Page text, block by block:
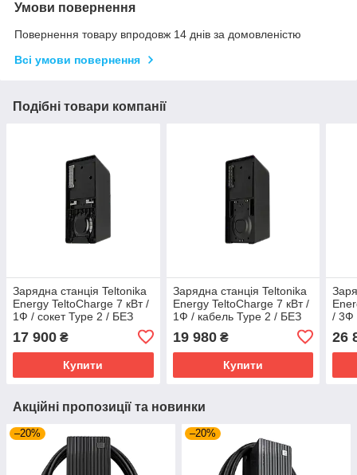
Умови повернення
Повернення товару впродовж 14 днів за домовленістю
Всі умови повернення
Подібні товари компанії
Зарядна станція Teltonika
Energy TeltoCharge 7 кВт /
1Ф / сокет Type 2 / БЕЗ
ПАНЕЛІ (EVC100000000)
17 900 ₴
Купити
Зарядна станція Teltonika
Energy TeltoCharge 7 кВт /
1Ф / кабель Type 2 / БЕЗ
ПАНЕЛІ (EVC101000000)
19 980₴
Купити
/ 3Ф
26
Акційні пропозиції та новинки
–20% –20%